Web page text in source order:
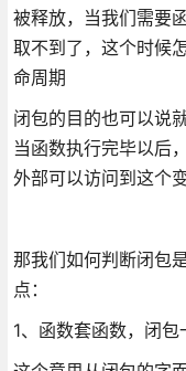
被释放，当我们需要
取不到了，这个时候
命周期
闭包的目的也可以说
当函数执行完毕以后
外部可以访问到这个
那我们如何判断闭包
点：
1、函数套函数，闭